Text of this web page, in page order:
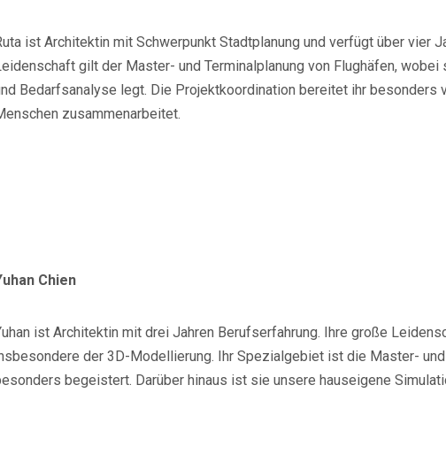
ist Architektin mit Schwerpunkt Stadtplanung und verfügt über vier
gilt der Master- und Terminalplanung von Flughäfen,
Bedarfsanalyse legt. Die Projektkoordination bereitet ihr besonders
zusammenarbeitet.
Chien
ist Architektin mit drei Jahren Berufserfahrung. Ihre große
der 3D-Modellierung. Ihr Spezialgebiet ist die Master-
begeistert. Darüber hinaus ist sie unsere hauseigene